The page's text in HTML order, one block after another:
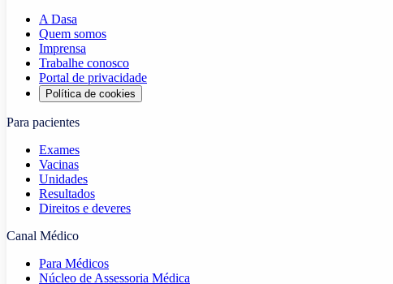
A Dasa
Quem somos
Imprensa
Trabalhe conosco
Portal de privacidade
Política de cookies
Para pacientes
Exames
Vacinas
Unidades
Resultados
Direitos e deveres
Canal Médico
Para Médicos
Núcleo de Assessoria Médica